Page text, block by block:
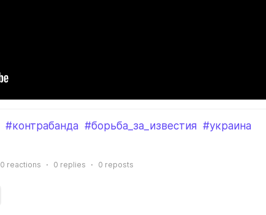
#контрабанда #борьба_за_известия #украина
0 reactions 0 replies 0 reposts